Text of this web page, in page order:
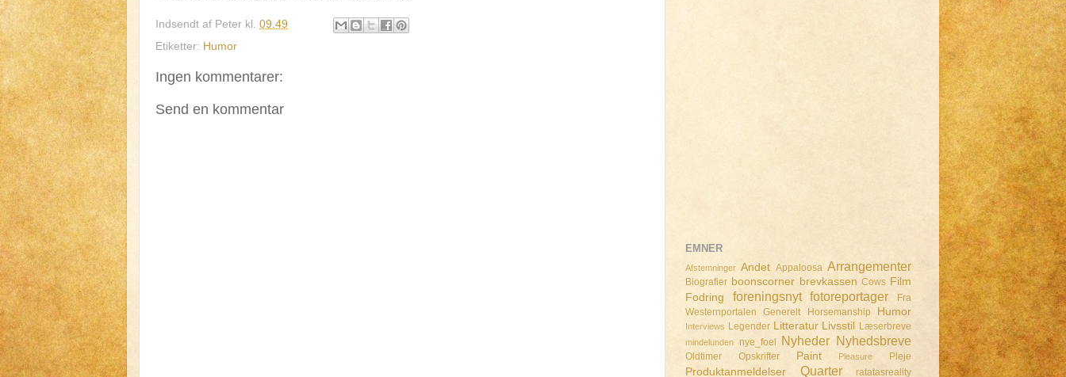
Indsendt af Peter kl. 09.49
Etiketter: Humor
Ingen kommentarer:
Send en kommentar
EMNER
Afstemninger Andet Appaloosa Arrangementer
Biografier boonscorner brevkassen Cows Film
Fodring
foreningsnyt fotoreportager
Fra
Westernportalen
Generelt Horsemanship Humor
Interviews Legender Litteratur Livsstil Læserbreve
mindelunden nye_foel Nyheder Nyhedsbreve
Oldtimer Opskrifter Paint Pleasure Pleje
Produktanmeldelser Quarter ratatasreality